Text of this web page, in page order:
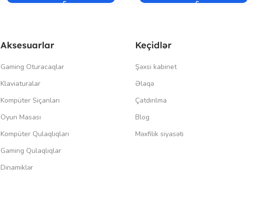
Aksesuarlar
Gaming Oturacaqlar
Klaviaturalar
Kompüter Siçanları
Oyun Masası
Kompüter Qulaqlıqları
Gaming Qulaqlıqlar
Dinamiklər
Keçidlər
Şəxsi kabinet
Əlaqə
Çatdırılma
Blog
Məxfilik siyasəti